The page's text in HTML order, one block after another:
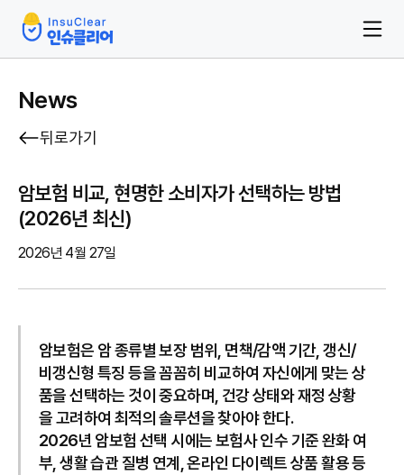
News
뒤로가기
암보험 비교, 현명한 소비자가 선택하는 방법
(2026년 최신)
2026년 4월 27일
암보험은 암 종류별 보장 범위, 면책/감액 기간, 갱신/
비갱신형 특징 등을 꼼꼼히 비교하여 자신에게 맞는 상
품을 선택하는 것이 중요하며, 건강 상태와 재정 상황
을 고려하여 최적의 솔루션을 찾아야 한다.
2026년 암보험 선택 시에는 보험사 인수 기준 완화 여
부, 생활 습관 질병 연계, 온라인 다이렉트 상품 활용 등